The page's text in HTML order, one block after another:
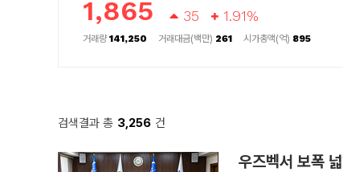
1,865 35 1.91%
거래량141,250 거래대금(백만) 261 시가총액(억) 895
검색결과 총 3,256 건
우즈벡서 보폭